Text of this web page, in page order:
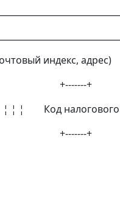
адрес)
+ +-------+
¦ ¦ ¦ Код налогового
+ +-------+